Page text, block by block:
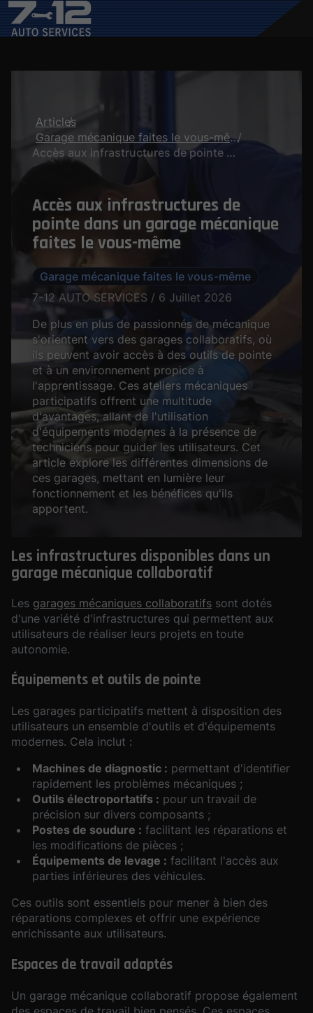
Articles
Garage mécanique faites le vous-même
Accès aux infrastructures de pointe dans un garage mécanique faites le vous-même
Accès aux infrastructures de
pointe dans un garage mécanique
faites le vous-même
Garage mécanique faites le vous-même
7-12 AUTO SERVICES / 6 Juillet 2026
De plus en plus de passionnés de mécanique
s'orientent vers des garages collaboratifs, où
ils peuvent avoir accès à des outils de pointe
et à un environnement propice à
l'apprentissage. Ces ateliers mécaniques
participatifs offrent une multitude
d'avantages, allant de l'utilisation
d'équipements modernes à la présence de
techniciens pour guider les utilisateurs. Cet
article explore les différentes dimensions de
ces garages, mettant en lumière leur
fonctionnement et les bénéfices qu'ils
apportent.
Les infrastructures disponibles dans un
garage mécanique collaboratif
Les garages mécaniques collaboratifs sont dotés
d'une variété d'infrastructures qui permettent aux
utilisateurs de réaliser leurs projets en toute
autonomie.
Équipements et outils de pointe
Les garages participatifs mettent à disposition des
utilisateurs un ensemble d'outils et d'équipements
modernes. Cela inclut :
Machines de diagnostic : permettant d'identifier
rapidement les problèmes mécaniques ;
Outils électroportatifs : pour un travail de
précision sur divers composants ;
Postes de soudure : facilitant les réparations et
les modifications de pièces ;
Équipements de levage : facilitant l'accès aux
parties inférieures des véhicules.
Ces outils sont essentiels pour mener à bien des
réparations complexes et offrir une expérience
enrichissante aux utilisateurs.
Espaces de travail adaptés
Un garage mécanique collaboratif propose également